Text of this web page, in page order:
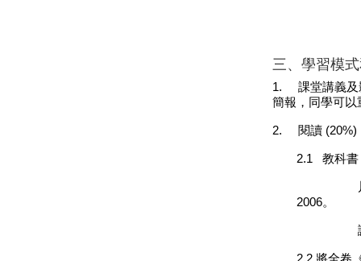
三、學習模
1. 課堂講義
簡報，同學可以
2. 閱讀 (20%)
2.1 教科書
2006。
謝慧